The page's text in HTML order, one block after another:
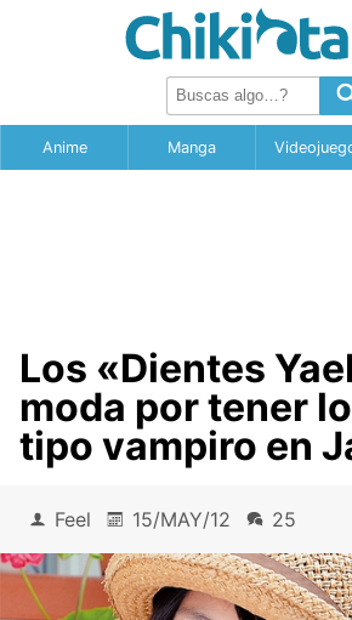
Anime Manga
Los «Dientes
moda por tener
tipo vampiro en
Feel 15/MAY/12 25